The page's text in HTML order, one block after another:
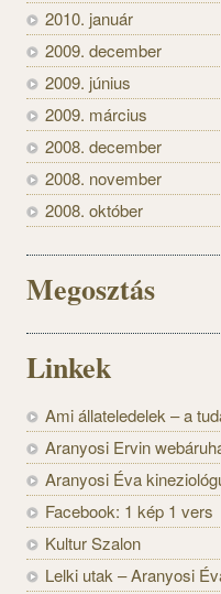
2010. január
2009. december
2009. június
2009. március
2008. december
2008. november
2008. október
Megosztás
Linkek
Ami állateledelek – a
Aranyosi Ervin
Aranyosi Éva
Facebook: 1 kép 1 vers
Kultur Szalon
Lelki utak – Aranyosi